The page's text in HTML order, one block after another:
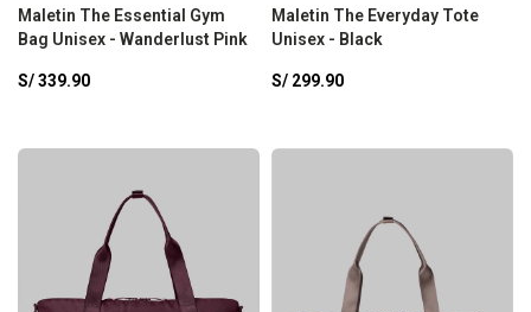
Maletin The Essential Gym
Bag Unisex - Wanderlust Pink
S/339.90
Maletin The Everyday Tote
Unisex - Black
S/ 299.90